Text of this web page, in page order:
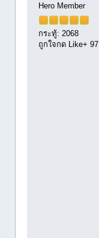
Hero Member
กระทู้: 2068
ถูกใจกด Like+ 97